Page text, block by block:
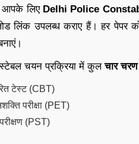
लिए Delhi Police
लिंक उपलब्ध कराए हैं। हर
चयन प्रक्रिया में कुलचार चरण
टेस्ट (CBT)
परीक्षा (PET)
(PST)